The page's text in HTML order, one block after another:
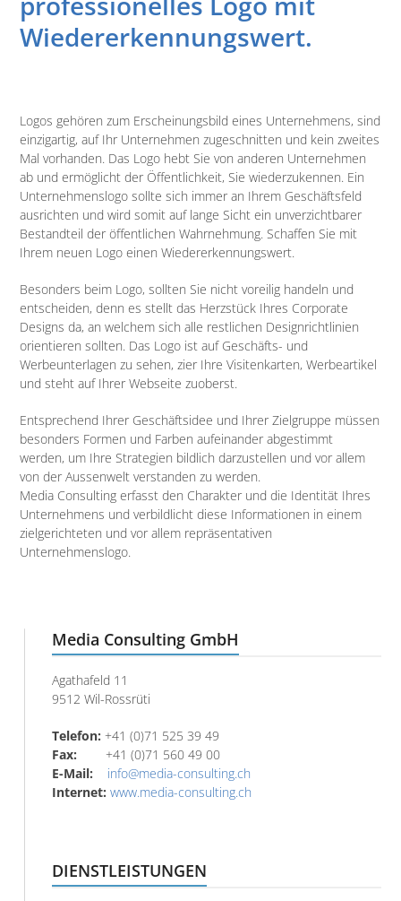
Wiedererkennungswert.
Logos gehören zum Erscheinungsbild eines Unternehmens, sind
einzigartig, auf Ihr Unternehmen zugeschnitten und kein zweites
Mal vorhanden. Das Logo hebt Sie von anderen Unternehmen
ab und ermöglicht der Öffentlichkeit, Sie wiederzukennen. Ein
Unternehmenslogo sollte sich immer an Ihrem Geschäftsfeld
ausrichten und wird somit auf lange Sicht ein unverzichtbarer
Bestandteil der öffentlichen Wahrnehmung. Schaffen Sie mit
Ihrem neuen Logo einen Wiedererkennungswert.
Besonders beim Logo, sollten Sie nicht voreilig handeln und
entscheiden, denn es stellt das Herzstück Ihres Corporate
Designs da, an welchem sich alle restlichen Designrichtlinien
orientieren sollten. Das Logo ist auf Geschäfts- und
Werbeunterlagen zu sehen, zier Ihre Visitenkarten, Werbeartikel
und steht auf Ihrer Webseite zuoberst.
Entsprechend Ihrer Geschäftsidee und Ihrer Zielgruppe müssen
besonders Formen und Farben aufeinander abgestimmt
werden, um Ihre Strategien bildlich darzustellen und vor allem
von der Aussenwelt verstanden zu werden.
Media Consulting erfasst den Charakter und die Identität Ihres
Unternehmens und verbildlicht diese Informationen in einem
zielgerichteten und vor allem repräsentativen
Unternehmenslogo.
Media Consulting GmbH
Agathafeld 11
9512 Wil-Rossrüti
Telefon: +41 (0)71 525 39 49
Fax: +41 (0)71 560 49 00
E-Mail:
info@media-consulting.ch
Internet: www.media-consulting.ch
DIENSTLEISTUNGEN